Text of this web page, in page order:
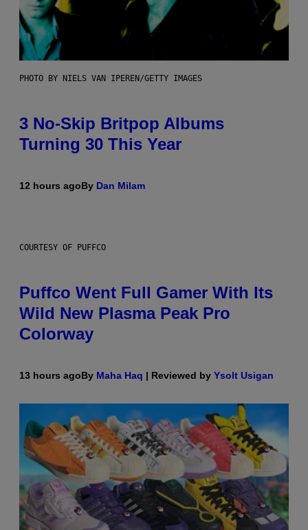
PHOTO BY NIELS VAN IPEREN/GETTY IMAGES
3 No-Skip Britpop Albums
Turning 30 This Year
12 hours agoBy Dan Milam
COURTESY OF PUFFCO
Puffco Went Full Gamer With Its
Wild New Plasma Peak Pro
Colorway
13 hours agoBy Maha Haq | Reviewed by Ysolt Usigan